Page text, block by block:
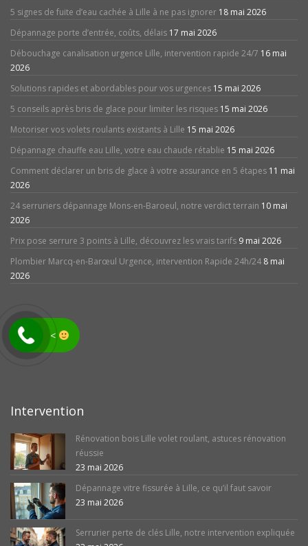
5 signes de fuite d’eau cachée à Lille à ne pas ignorer 18 mai 2026
Dépannage porte d’entrée, coûts, délais 17 mai 2026
Débouchage canalisation urgence Lille, intervention rapide 24/7 16 mai
2026
Solutions rapides et abordables pour vos urgences 15 mai 2026
5 conseils après bris de glace pour limiter les risques 15 mai 2026
Motoriser vos volets roulants existants à Lille 15 mai 2026
Dépannage chauffe eau Lille, votre eau chaude rétablie 15 mai 2026
Comment déclarer un bris de glace à votre assurance en 5 étapes 11 mai
2026
24 serruriers dépannage Mons-en-Baroeul, notre verdict terrain 10 mai
2026
Prix pose serrure 3 points à Lille, découvrez les vrais tarifs 9 mai 2026
Plombier Marcq-en-Barœul Urgence, intervention Rapide 24h/24 8 mai
2026
avis
Intervention
Rénovation bois Lille volet roulant, astuces rénovation
réussie
23 mai 2026
Dépannage vitre fissurée à Lille, ce qu’il faut savoir
23 mai 2026
Serrurier perte de clés Lille, notre intervention expliquée
<